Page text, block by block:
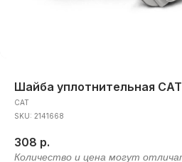
Шайба уплотнительная CAT
CAT
SKU: 2141668
308 р.